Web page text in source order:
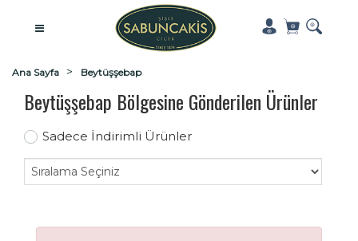
Ana Sayfa Beytüşşebap
Beytüşşebap Bölgesine Gönderilen Ürünler
Sadece İndirimli Ürünler